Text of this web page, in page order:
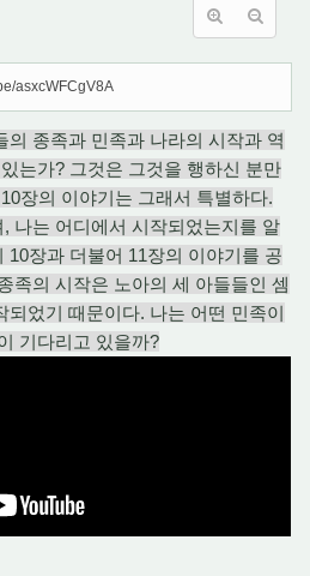
asxcWFCgV8A
의 종족과 민족과 나라의 시작과 역
는가? 그것은 그것을 행하신 분만
장의 이야기는 그래서 특별하다.
나는 어디에서 시작되었는지를 알
10장과 더불어 11장의 이야기를 공
족의 시작은 노아의 세 아들들인 셈
되었기 때문이다. 나는 어떤 민족이
기다리고 있을까?